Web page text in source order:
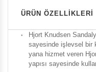
ÜRÜN ÖZELLIKLERI
Hjort Knudsen
sayesinde işlevsel bir
yana hizmet veren
yapısı sayesinde